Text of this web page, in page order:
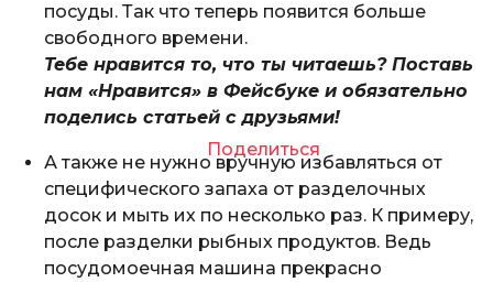
посуды. Так что теперь появится больше
свободного времени.
Тебе нравится то, что ты читаешь? Поставь
нам «Нравится» в Фейсбуке и обязательно
поделись статьей с друзьями!
Поделиться
А также не нужно вручную избавляться от
специфического запаха от разделочных
досок и мыть их по несколько раз. К примеру,
после разделки рыбных продуктов. Ведь
посудомоечная машина прекрасно